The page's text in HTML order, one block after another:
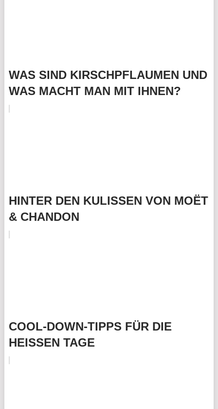
WAS SIND KIRSCHPFLAUMEN UND
WAS MACHT MAN MIT IHNEN?
HINTER DEN KULISSEN VON MOËT
& CHANDON
COOL-DOWN-TIPPS FÜR DIE
HEISSEN TAGE